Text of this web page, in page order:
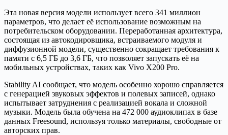
Эта новая версия модели использует всего 341 миллион
параметров, что делает её использование возможным на
потребительском оборудовании. Переработанная архитектура,
состоящая из автокодировщика, встраиваемого модуля и
диффузионной модели, существенно сокращает требования к
памяти с 6,5 ГБ до 3,6 ГБ, что позволяет запускать её на
мобильных устройствах, таких как Vivo X200 Pro.
Stability AI сообщает, что модель особенно хорошо справляется
с генерацией звуковых эффектов и полевых записей, однако
испытывает затруднения с реализацией вокала и сложной
музыки. Модель была обучена на 472 000 аудиоклипах в базе
данных Freesound, используя только материалы, свободные от
авторских прав.